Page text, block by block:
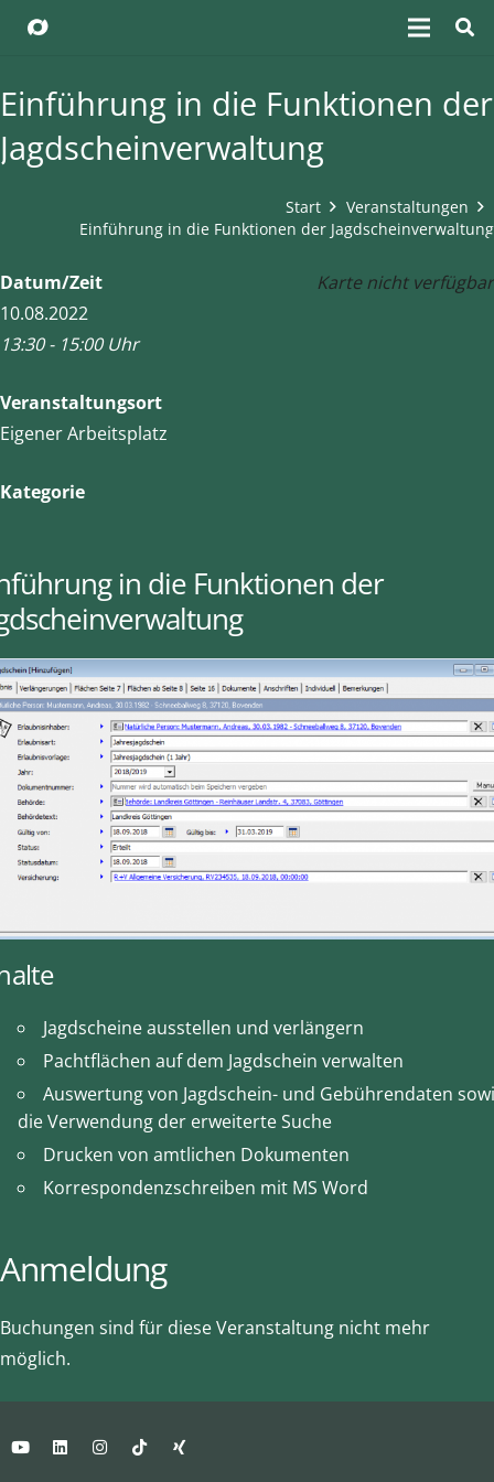
Einführung in die Funktionen der
Jagdscheinverwaltung
Start
Veranstaltungen
Einführung in die Funktionen der Jagdscheinverwaltung
Karte nicht verfügbar
Datum/Zeit
10.08.2022
13:30 - 15:00 Uhr
Veranstaltungsort
Eigener Arbeitsplatz
Kategorie
in die Funktionen der
Jagdscheine ausstellen und verlängern
Pachtflächen auf dem Jagdschein verwalten
Auswertung von Jagdschein- und Gebührendaten
die Verwendung der erweiterte Suche
Drucken von amtlichen Dokumenten
Korrespondenzschreiben mit MS Word
Anmeldung
Buchungen sind für diese Veranstaltung nicht mehr
möglich.